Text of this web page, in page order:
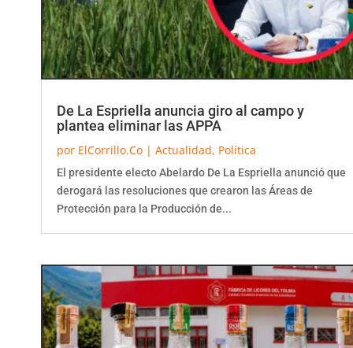
De La Espriella anuncia giro al campo y
plantea eliminar las APPA
por ElCorrillo.Co | Actualidad, Política
El presidente electo Abelardo De La Espriella anunció que
derogará las resoluciones que crearon las Áreas de
Protección para la Producción de...